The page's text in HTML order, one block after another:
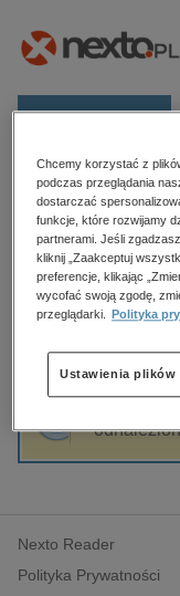
E-prasa
Kategorie
Zobacz wszystkie E-
biznesowe,
edukacja
hobby, sport,
komputery,
polityka,
Strona główna
Sabina
Sortowanie
Nexto Reader
Polityka Prywatności
Chcemy korzystać z
podczas przeglądania
dostarczać
funkcje, które rozwijamy
partnerami. Jeśli
kliknij „Zaakceptuj
preferencje, klikając
wycofać swoją zgodę,
przeglądarki.
Polityka
Ustawienia plików